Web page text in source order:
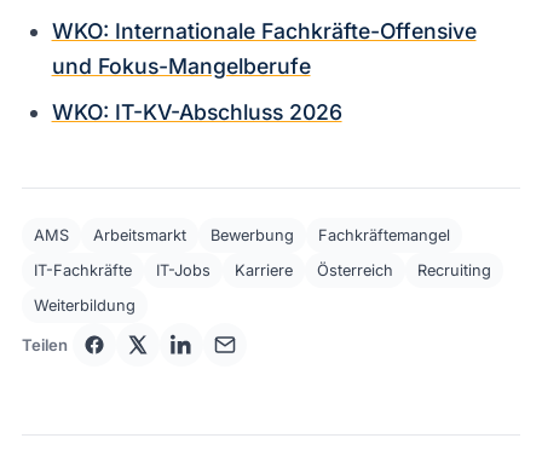
WKO: Internationale Fachkräfte-Offensive
und Fokus-Mangelberufe
WKO: IT-KV-Abschluss 2026
AMS Arbeitsmarkt Bewerbung
Fachkräftemangel
IT-Fachkräfte
IT-Jobs Karriere Österreich
Recruiting
Weiterbildung
Teilen